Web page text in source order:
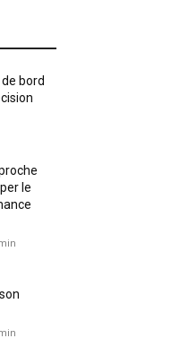
bord
le